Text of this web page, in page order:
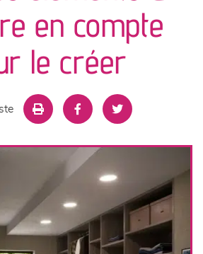
en compte
le créer